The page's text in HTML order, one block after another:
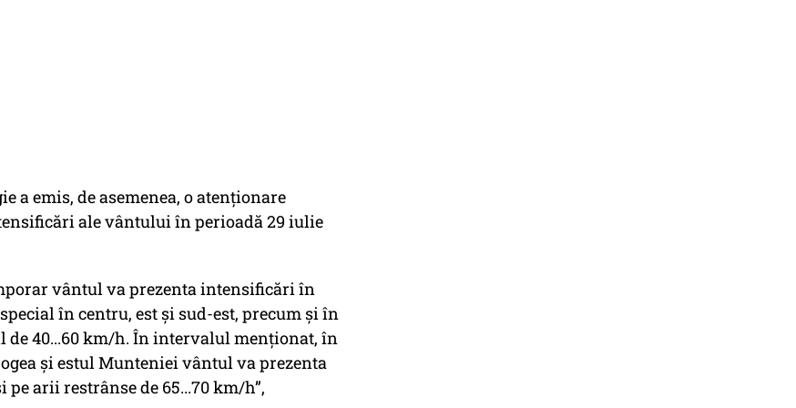
a emis, de asemenea, o atenționare
ale vântului în perioadă 29 iulie
vântul va prezenta intensificări în
în centru, est și sud-est, precum și în
de 40...60 km/h. În intervalul menționat, în
și estul Munteniei vântul va prezenta
arii restrânse de 65...70 km/h”,